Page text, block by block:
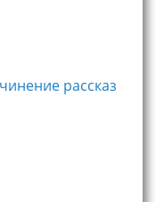
рассказ